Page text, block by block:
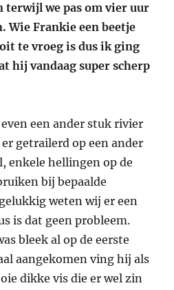
terwijl we pas om vier uur
Wie Frankie een beetje
te vroeg is dus ik ging
hij vandaag super scherp
een ander stuk rivier
getrailerd op een ander
enkele hellingen op de
bij bepaalde
weten wij er een
is dat geen probleem.
bleek al op de eerste
aangekomen ving hij als
dikke vis die er wel zin